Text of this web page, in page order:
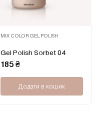
MIX COLOR GEL POLISH
Оцінено
в
0
з
Gel Polish Sorbet 04
185₴
Додати в кошик